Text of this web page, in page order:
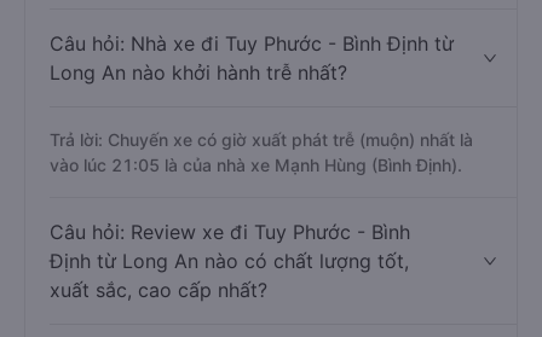
Câu hỏi: Nhà xe đi Tuy Phước - Bình Định từ
Long An nào khởi hành trễ nhất?
Trả lời: Chuyến xe có giờ xuất phát trễ (muộn) nhất là
vào lúc 21:05 là của nhà xe Mạnh Hùng (Bình Định).
Câu hỏi: Review xe đi Tuy Phước - Bình
Định từ Long An nào có chất lượng tốt,
xuất sắc, cao cấp nhất?